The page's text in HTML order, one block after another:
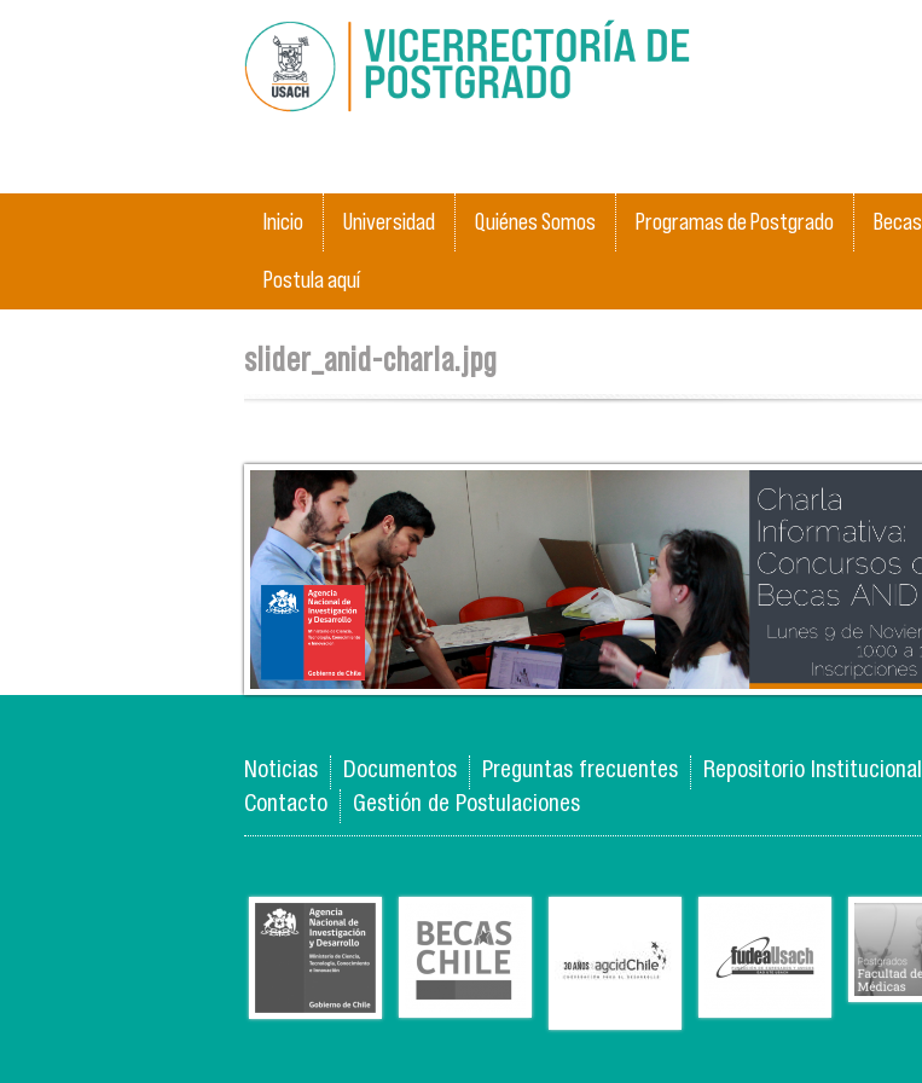
Menú principal
Inicio Universidad Quiénes Somos Programas de Postgrado Becas
Postula aquí
Se encuentra usted aquí
slider_anid-charla.jpg
Noticias Documentos Preguntas frecuentes
Repositorio Institucional
Contacto
Gestión de Postulaciones